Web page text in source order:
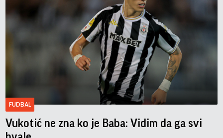
FUDBAL
Vukotić ne zna ko je Baba: Vidim da ga svi